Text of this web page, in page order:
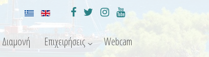
Διαμονή Επιχειρήσεις Webcam